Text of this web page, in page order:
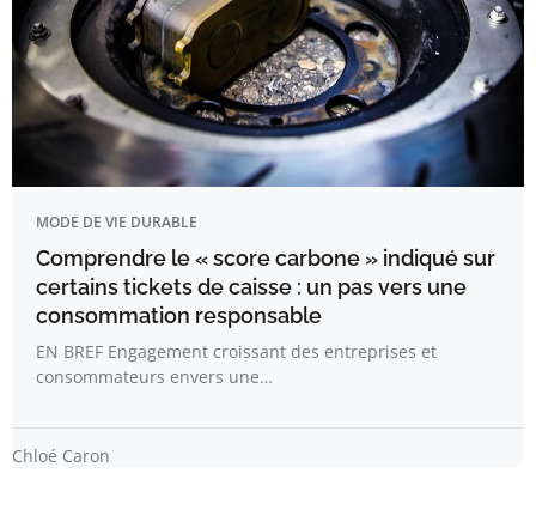
MODE DE VIE DURABLE
Comprendre le « score carbone » indiqué sur
certains tickets de caisse : un pas vers une
consommation responsable
EN BREF Engagement croissant des entreprises et
consommateurs envers une…
Chloé Caron